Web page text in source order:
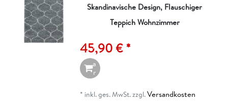
Skandinavische Design, Flauschiger
Teppich Wohnzimmer
45,90 € *
I
n
W
a
r
e
n
k
* inkl. ges. MwSt.zzgl.Versandkosten